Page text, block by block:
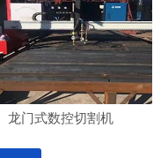
龙门式数控切割机